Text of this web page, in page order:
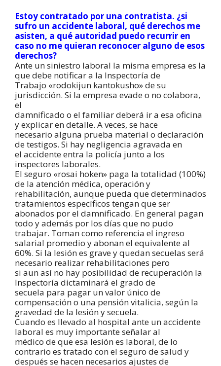
Estoy contratado por una contratista. ¿si
sufro un accidente laboral, qué derechos me
asisten, a qué autoridad puedo recurrir en
caso no me quieran reconocer alguno de esos
derechos?
Ante un siniestro laboral la misma empresa es la
que debe notificar a la Inspectoría de
Trabajo «rodokijun kantokusho» de su
jurisdicción. Si la empresa evade o no colabora,
el
damnificado o el familiar deberá ir a esa oficina
y explicar en detalle. A veces, se hace
necesario alguna prueba material o declaración
de testigos. Si hay negligencia agravada en
el accidente entra la policía junto a los
inspectores laborales.
El seguro «rosai hoken» paga la totalidad (100%)
de la atención médica, operación y
rehabilitación, aunque pueda que determinados
tratamientos específicos tengan que ser
abonados por el damnificado. En general pagan
todo y además por los días que no pudo
trabajar. Toman como referencia el ingreso
salarial promedio y abonan el equivalente al
60%. Si la lesión es grave y quedan secuelas será
necesario realizar rehabilitaciones pero
si aun así no hay posibilidad de recuperación la
Inspectoría dictaminará el grado de
secuela para pagar un valor único de
compensación o una pensión vitalicia, según la
gravedad de la lesión y secuela.
Cuando es llevado al hospital ante un accidente
laboral es muy importante señalar al
médico de que esa lesión es laboral, de lo
contrario es tratado con el seguro de salud y
después se hacen necesarios ajustes de